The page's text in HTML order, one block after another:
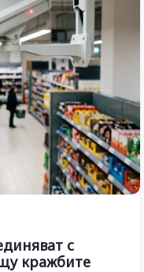
с
кражбите